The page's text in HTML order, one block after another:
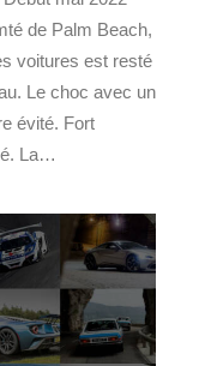
de Palm Beach,
voitures est resté
Le choc avec un
évité. Fort
La…